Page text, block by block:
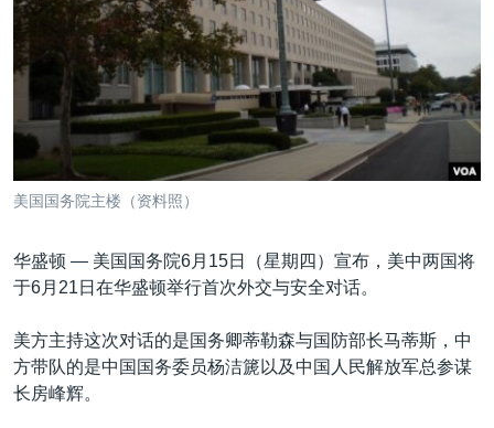
航
中东
欧洲
美洲
全球议题
人权·法律·宗教
科教·文娱·体健
劳工
热点专题
白宫要闻
国会报道
美中关系
美国建国250周年
美国之音专访
重要讲话与声明
台海两岸关系
南中国海争端
VOA视频
VOA今日焦点
中文广播
关注我们
其他语言网站
美国国务院主楼（资料照）
华盛顿 — 美国国务院6月15日（星期四）宣布，美中两国将
于6月21日在华盛顿举行首次外交与安全对话。
美方主持这次对话的是国务卿蒂勒森与国防部长马蒂斯，中
方带队的是中国国务委员杨洁篪以及中国人民解放军总参谋
长房峰辉。